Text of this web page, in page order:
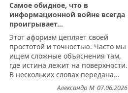
Самое обидное, что в
информационной войне всегда
проигрывает...
Этот афоризм цепляет своей
простотой и точностью. Часто мы
ищем сложные объяснения там,
где истина лежит на поверхности.
В нескольких словах передана...
07.06.2026
Александр М